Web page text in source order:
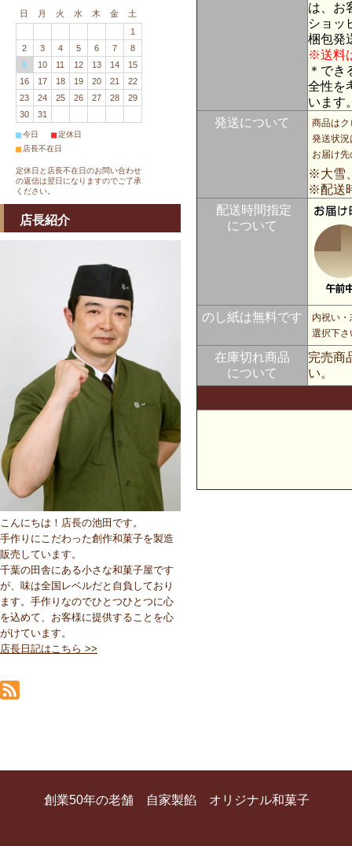
は、お
ショッ
梱包発
※送料
＊で
全性を
います
発送について
商品はク
発送状
お届け
※大雪
※配送
配送時間指定
について
のし紙は無料です
内祝い
選択下さ
在庫切れ商品
について
完売商
い。
日 月 火 水 木 金
土
1
2
3 4 5 6 7
8
9
10 11 12 13 14
15
16
17 18 19 20 21
22
23
24 25 26 27 28
29
30
31
■今日 ■定休日
■ 店長不在日
定休日と店長不在日のお問い合わせ
の返信は翌日になりますのでご了承
ください。
店長紹介
こんにちは！店長の池田です。
手作りにこだわった創作和菓子を製造
販売しています。
千葉の田舎にある小さな和菓子屋です
が、味は全国レベルだと自負しており
ます。手作りなのでひとつひとつに心
を込めて、お客様に提供することを心
がけています。
店長日記はこちら >>
創業50年の老舗 自家製餡 オリジナル和菓子